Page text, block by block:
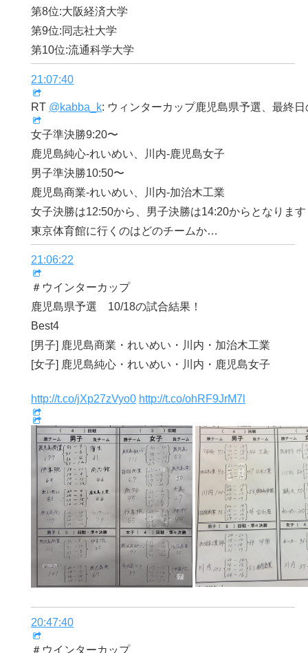
第8位:大阪経済大学
第9位:同志社大学
第10位:流通科学大学
21:07:40
RT @kabba_k: ウィンターカップ鹿児島県予選、最終
女子準決勝9:20〜
鹿児島純心-れいめい、川内-鹿児島女子
男子準決勝10:50〜
鹿児島商業-れいめい、川内-加治木工業
女子決勝は12:50から、男子決勝は14:20からとなります︎
東京体育館に行くのはどのチームか…
21:06:22
＃ウインターカップ
鹿児島県予選 10/18の試合結果！
Best4
[男子] 鹿児島商業・れいめい・川内・加治木工業
[女子] 鹿児島純心・れいめい・川内・鹿児島女子
http://t.co/jXp27zVyo0 http://t.co/ohRF9JrM7l
20:47:40
＃ウインターカップ